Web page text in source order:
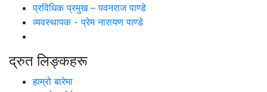
प्रविधिक प्रमुख – पवनराज पाण्डे
व्यवस्थापक - प्रेम नारायण पाण्डे
द्रुत लिङ्कहरू
हाम्रो बारेमा